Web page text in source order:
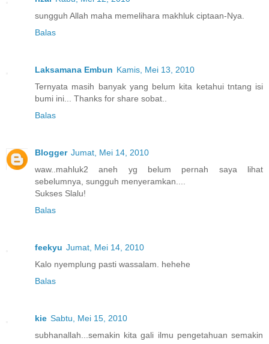
sungguh Allah maha memelihara makhluk ciptaan-Nya.
Balas
Laksamana Embun Kamis, Mei 13, 2010
Ternyata masih banyak yang belum kita ketahui tntang isi
bumi ini... Thanks for share sobat..
Balas
Blogger Jumat, Mei 14, 2010
waw..mahluk2 aneh yg belum pernah saya lihat
sebelumnya, sungguh menyeramkan....
Sukses Slalu!
Balas
feekyu Jumat, Mei 14, 2010
Kalo nyemplung pasti wassalam. hehehe
Balas
kie Sabtu, Mei 15, 2010
subhanallah...semakin kita gali ilmu pengetahuan semakin